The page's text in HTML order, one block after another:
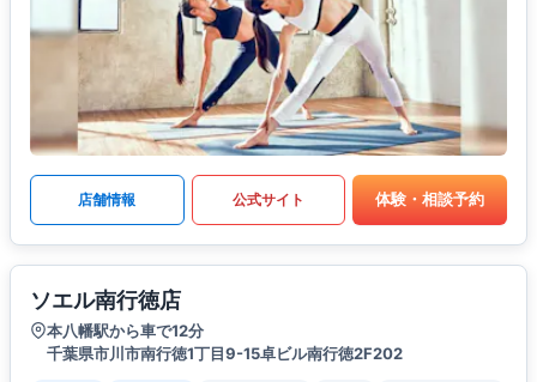
店舗情報 公式サイト 体験・相談予約
ソエル南行徳店
本八幡駅から車で12分
千葉県市川市南行徳1丁目9-15卓ビル南行徳2F202